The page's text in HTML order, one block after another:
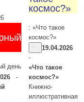
день
-
космос?»
: «Что такое
космос?»
19.04.2026
-
«Что такое
космос?»
Книжно-
иллюстративная